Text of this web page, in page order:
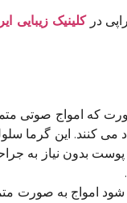
درکلینیک زیبایی
که امواج صوتی
کنند. این گرما
بدون نیاز به
امواج به صورت